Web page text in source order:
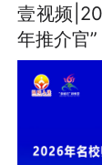
壹视频
年推介官”